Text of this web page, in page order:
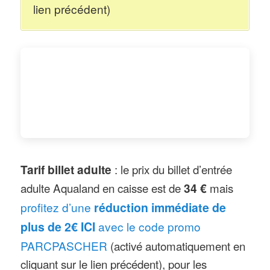
permet aux amateurs de sensations
dans le noir complet.
Limites d’âge ou de taille: pour
accéder aux toboggans à eau, les
limites de tailles minimales vont de
1m10 ou 1m20 à 1m40 pour le
lien précédent)
Tarif billet adulte : le prix du billet d’entrée
adulte Aqualand en caisse est de34 € mais
profitez d’une réduction immédiate de
plus de 2€ ICIavec le code promo
PARCPASCHER (activé automatiquement en
cliquant sur le lien précédent), pour les